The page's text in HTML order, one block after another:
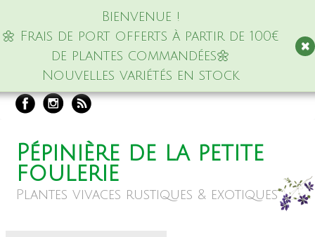
Bienvenue !
🌼 Frais de port offerts à partir de 100€
de plantes commandées🌼
Nouvelles variétés en stock
Pépinière de la petite
foulerie
Plantes vivaces rustiques & exotiques